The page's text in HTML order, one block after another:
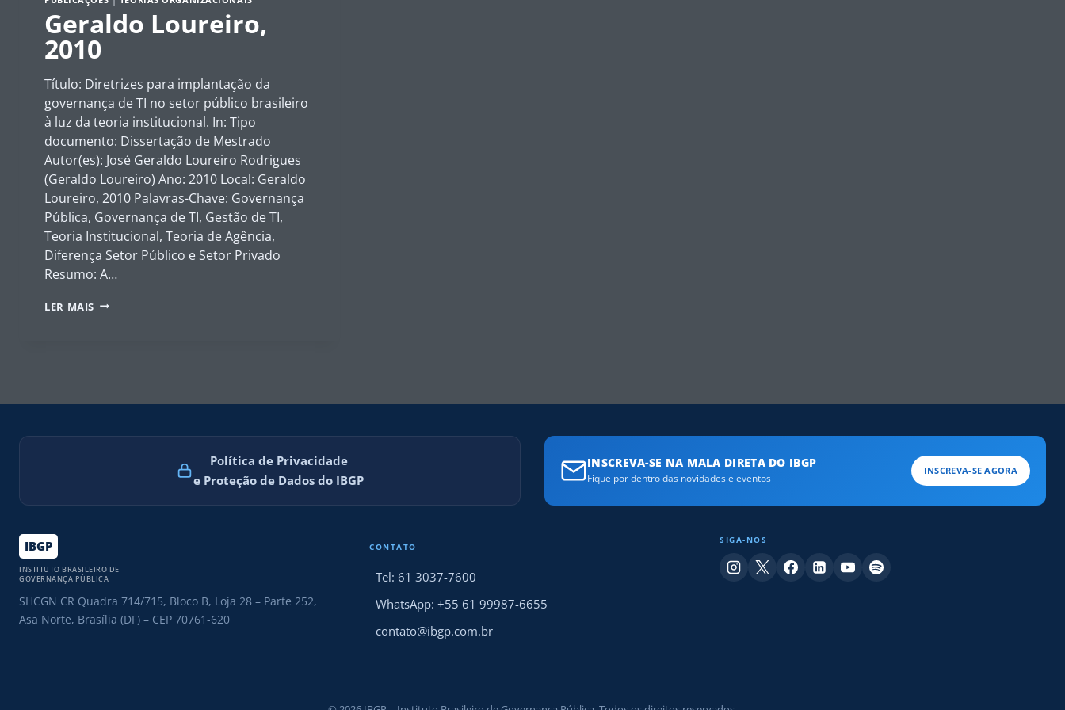
Geraldo Loureiro,
2010
Título: Diretrizes para implantação da
governança de TI no setor público brasileiro
à luz da teoria institucional. In: Tipo
documento: Dissertação de Mestrado
Autor(es): José Geraldo Loureiro Rodrigues
(Geraldo Loureiro) Ano: 2010 Local: Geraldo
Loureiro, 2010 Palavras-Chave: Governança
Pública, Governança de TI, Gestão de TI,
Teoria Institucional, Teoria de Agência,
Diferença Setor Público e Setor Privado
Resumo: A…
LER MAIS GERALDO
Política de Privacidade
e Proteção de Dados do IBGP
INSCREVA-SE NA MALA DIRETA DO IBGP
Fique por dentro das novidades e eventos
INSCREVA-SE AGORA
IBGP
INSTITUTO BRASILEIRO DE
GOVERNANÇA PÚBLICA
SHCGN CR Quadra 714/715, Bloco B, Loja 28 – Parte 252,
Asa Norte, Brasília (DF) – CEP 70761-620
CONTATO
Tel: 61 3037-7600
WhatsApp: +55 61 99987-6655
contato@ibgp.com.br
SIGA-NOS